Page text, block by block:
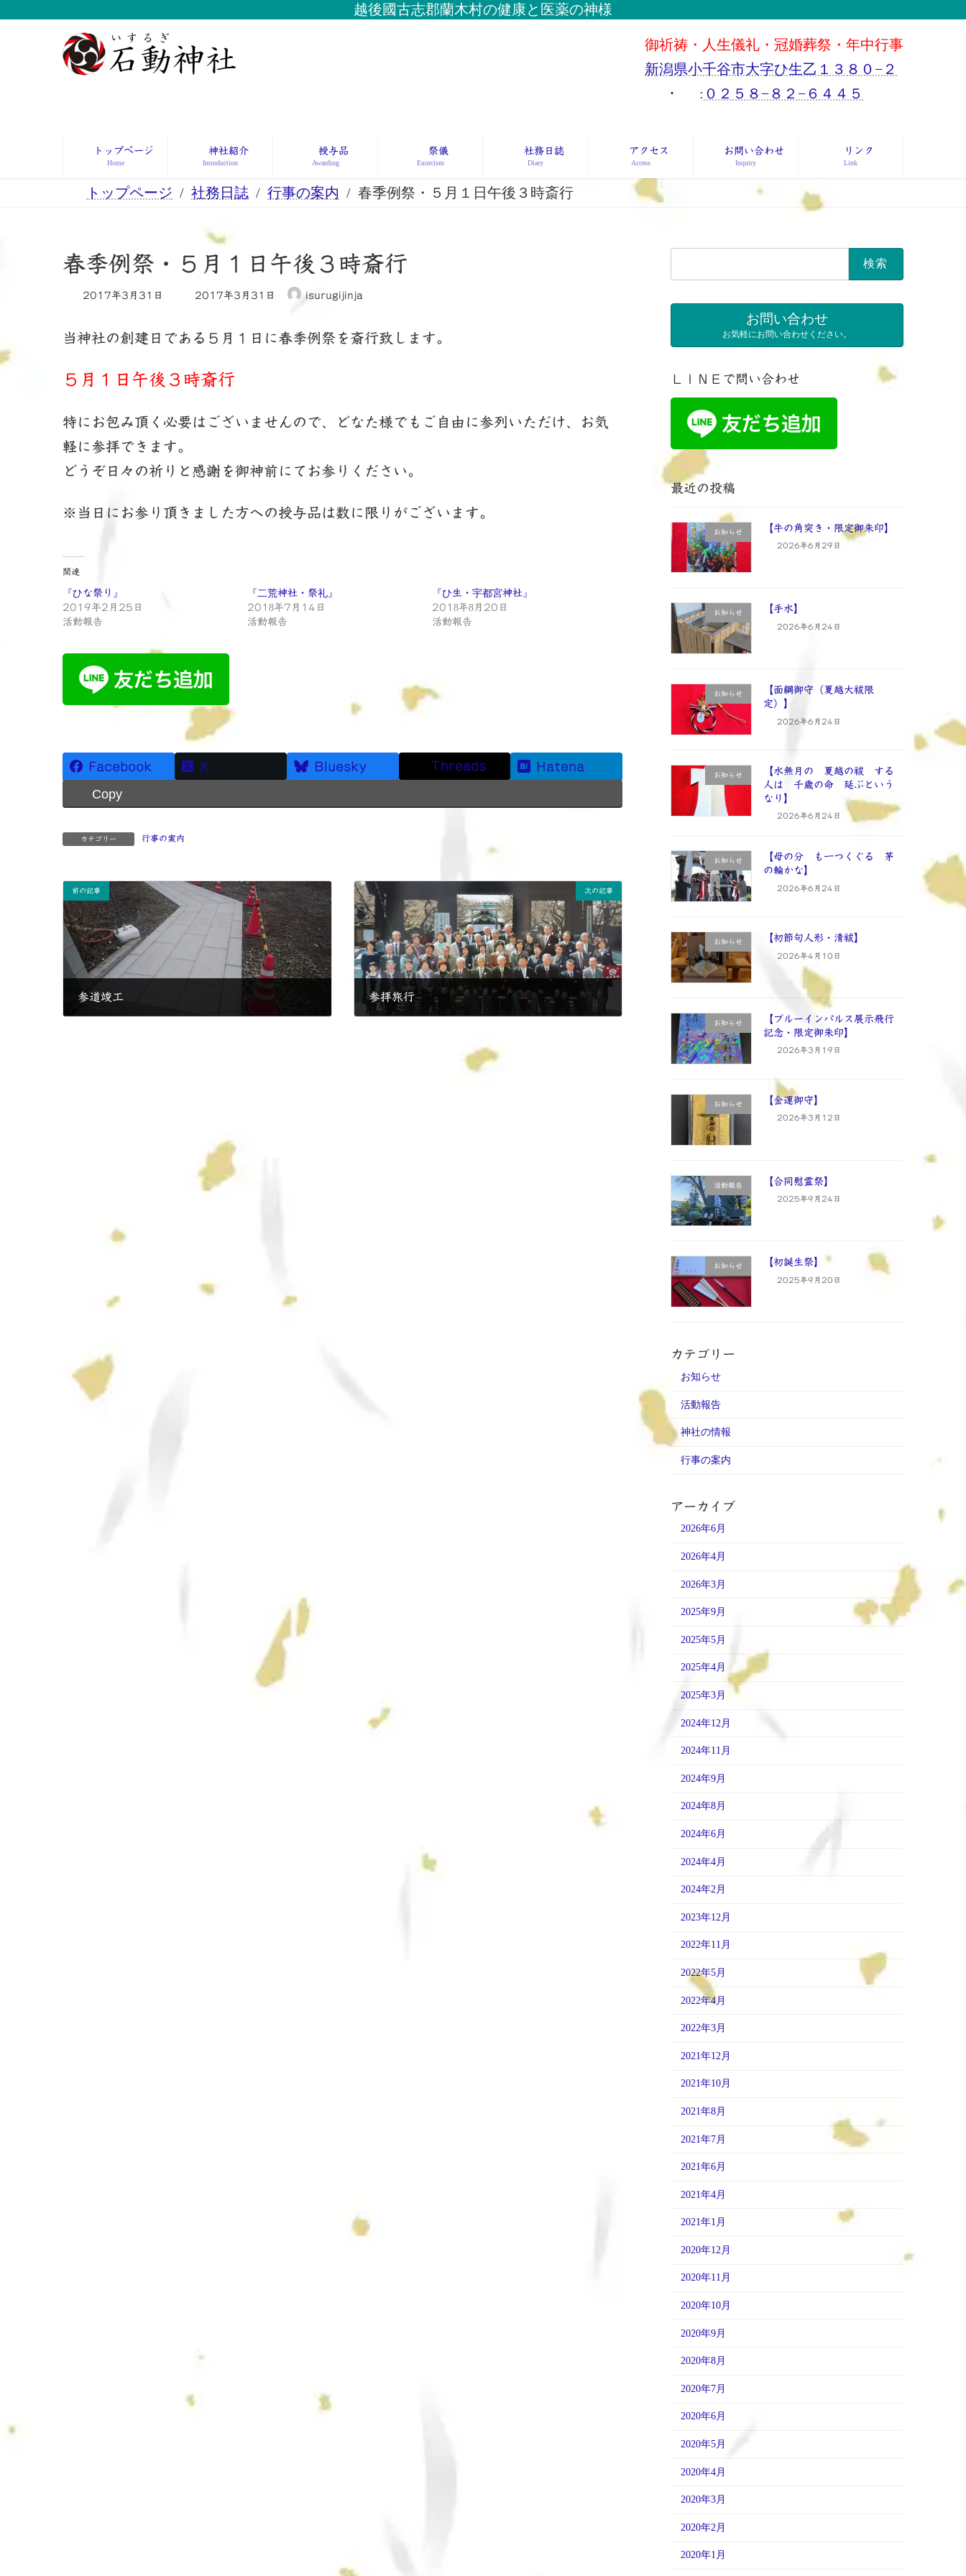
越後國古志郡蘭木村の健康と医薬の神様
御祈祷・人生儀礼・冠婚葬祭・年中行事
新潟県小千谷市大字ひ生乙１３８０−２
･
: ０２５８−８２−６４４５
トップページ
Home
神社紹介
Introduction
授与品
Awarding
祭儀
Exorcism
社務日誌
Diary
アクセス
Access
お問い合わせ
Inquiry
リンク
Link
トップページ 社務日誌 行事の案内 春季例祭・５月１日午後３時斎行
春季例祭・５月１日午後３時斎行
2017年3月31日
最
新
日
:
2017年3月31日 isurugijinja
当神社の創建日である５月１日に春季例祭を斎行致します。
５月１日午後３時斎行
特にお包み頂く必要はございませんので、どなた様でもご自由に参列いただけ、お気
軽に参拝できます。
どうぞ日々の祈りと感謝を御神前にてお参りください。
※当日にお参り頂きました方への授与品は数に限りがございます。
関連
『ひな祭り』
2019年2月25日
活動報告
『二荒神社・祭礼』
2018年7月14日
活動報告
『ひ生・宇都宮神社』
2018年8月20日
活動報告
Facebook X Bluesky Threads Hatena
Copy
カテゴリー 行事の案内
前の記事
参道竣工
次の記事
参拝旅行
索:
お問い合わせ
お気軽にお問い合わせください。
ＬＩＮＥで問い合わせ
最近の投稿
お知らせ 【牛の角突き・限定御朱印】
2026年6月29日
お知らせ 【手水】
2026年6月24日
お知らせ
【面綱御守（夏越大祓限
定）】
2026年6月24日
お知らせ
【水無月の 夏越の祓 する
人は 千歳の命 延ぶという
なり】
2026年6月24日
お知らせ
【母の分 も一つくぐる 茅
の輪かな】
2026年6月24日
お知らせ 【初節句人形・清祓】
2026年4月10日
お知らせ
【ブルーインパルス展示飛行
記念・限定御朱印】
2026年3月19日
お知らせ 【金運御守】
2026年3月12日
活動報告 【合同慰霊祭】
2025年9月24日
お知らせ 【初誕生祭】
2025年9月20日
カテゴリー
お知らせ
活動報告
神社の情報
行事の案内
アーカイブ
2026年6月
2026年4月
2026年3月
2025年9月
2025年5月
2025年4月
2025年3月
2024年12月
2024年11月
2024年9月
2024年8月
2024年6月
2024年4月
2024年2月
2023年12月
2022年11月
2022年5月
2022年4月
2022年3月
2021年12月
2021年10月
2021年8月
2021年7月
2021年6月
2021年4月
2021年1月
2020年12月
2020年11月
2020年10月
2020年9月
2020年8月
2020年7月
2020年6月
2020年5月
2020年4月
2020年3月
2020年2月
2020年1月